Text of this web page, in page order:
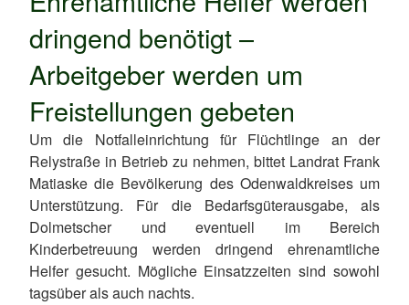
dringend benötigt –
Arbeitgeber werden um
Freistellungen gebeten
Um die Notfalleinrichtung für Flüchtlinge an der
Relystraße in Betrieb zu nehmen, bittet Landrat Frank
Matiaske die Bevölkerung des Odenwaldkreises um
Unterstützung. Für die Bedarfsgüterausgabe, als
Dolmetscher und eventuell im Bereich
Kinderbetreuung werden dringend ehrenamtliche
Helfer gesucht. Mögliche Einsatzzeiten sind sowohl
tagsüber als auch nachts.